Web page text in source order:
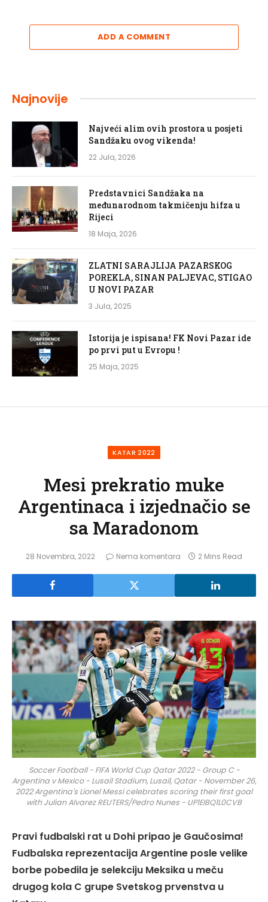
ADD A COMMENT
Najnovije
Najveći alim ovih prostora u posjeti
Sandžaku ovog vikenda!
22 Jula, 2026
Predstavnici Sandžaka na
međunarodnom takmičenju hifza u
Rijeci
18 Maja, 2026
ZLATNI SARAJLIJA PAZARSKOG
POREKLA, SINAN PALJEVAC, STIGAO
U NOVI PAZAR
3 Jula, 2025
Istorija je ispisana! FK Novi Pazar ide
po prvi put u Evropu !
25 Maja, 2025
KATAR 2022
Mesi prekratio muke
Argentinaca i izjednačio se
sa Maradonom
28 Novembra, 2022 Nema komentara 2 Mins Read
Soccer Football - FIFA World Cup Qatar 2022 - Group C -
Argentina v Mexico - Lusail Stadium, Lusail, Qatar - November 26,
2022 Argentina's Lionel Messi celebrates scoring their first goal
with Julian Alvarez REUTERS/Pedro Nunes - UP1EIBQ1L0CVB
Pravi fudbalski rat u Dohi pripao je Gaučosima!
Fudbalska reprezentacija Argentine posle velike
borbe pobedila je selekciju Meksika u meču
drugog kola C grupe Svetskog prvenstva u